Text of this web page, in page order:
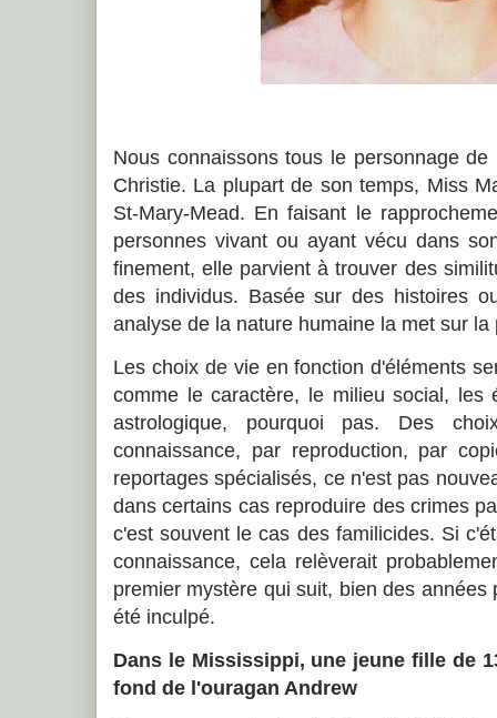
Nous connaissons tous le personnage
Christie. La plupart de son temps, Miss
St-Mary-Mead. En faisant le
personnes vivant ou ayant vécu dans
finement, elle parvient à trouver des
des individus. Basée sur des histoires
analyse de la nature humaine la met sur
Les choix de vie en fonction d'éléments
comme le caractère, le milieu social, les
astrologique, pourquoi pas. Des
connaissance, par reproduction, par
reportages spécialisés, ce n'est pas
dans certains cas reproduire des crimes
c'est souvent le cas des familicides. Si
connaissance, cela relèverait
premier mystère qui suit, bien des
été inculpé.
Dans le Mississippi, une jeune fille de
fond de l'ouragan Andrew